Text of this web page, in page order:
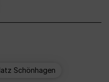
Schönhagen